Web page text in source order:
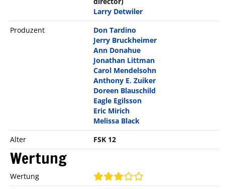
Larry Detwiler
Produzent
Don Tardino
Jerry Bruckheimer
Ann Donahue
Jonathan Littman
Carol Mendelsohn
Anthony E. Zuiker
Doreen Blauschild
Eagle Egilsson
Eric Mirich
Melissa Black
Alter
FSK 12
Wertung
Wertung